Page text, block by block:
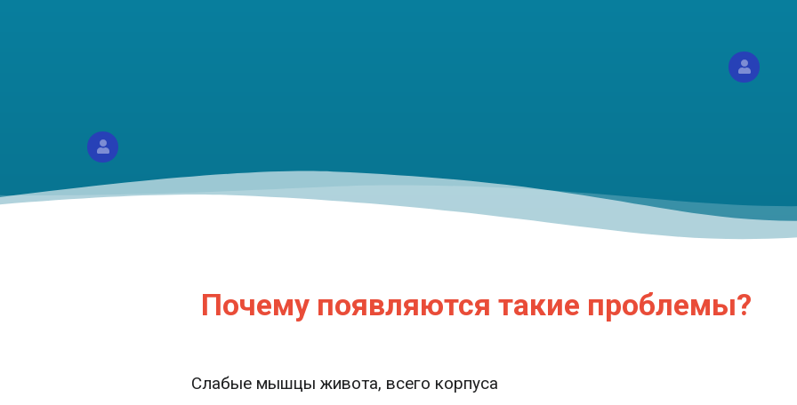
Почему появляются такие проблемы?
Слабые мышцы живота, всего корпуса